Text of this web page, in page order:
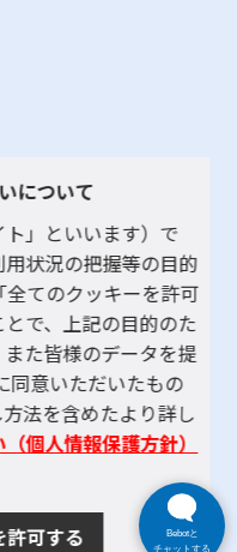
について
」といいます）で
状況の把握等の目的
全てのクッキーを許可
で、上記の目的のた
た皆様のデータを提
同意いただいたもの
法を含めたより詳し
個人情報保護方針）
可する
Bebotと
チャットする